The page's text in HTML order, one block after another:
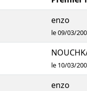
enzo
le 09/03/
le 10/03/
enzo